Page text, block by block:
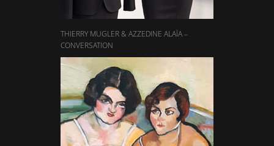
THIERRY MUGLER & AZZEDINE ALAÏA –
CONVERSATION